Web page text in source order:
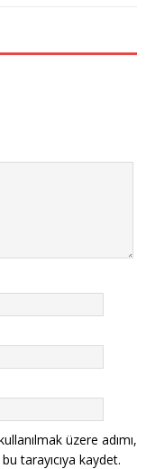
üzere adımı,
tarayıcıya kaydet.